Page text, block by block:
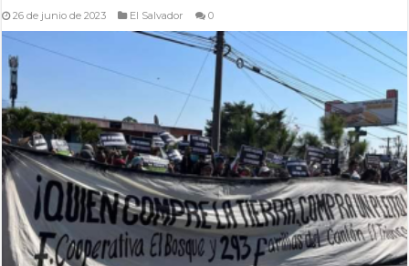
26 de junio de 2023 El Salvador 0